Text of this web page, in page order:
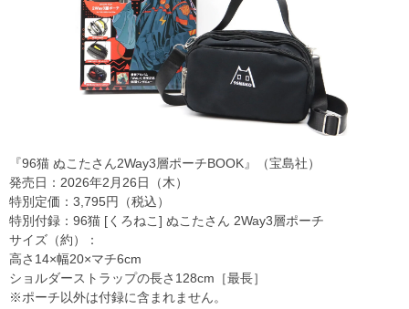
『96猫 ぬこたさん2Way3層ポーチBOOK』（宝島社）
発売日：2026年2月26日（木）
特別定価：3,795円（税込）
特別付録：96猫 [くろねこ] ぬこたさん 2Way3層ポーチ
サイズ（約）：
高さ14×幅20×マチ6cm
ショルダーストラップの長さ128cm［最長］
※ポーチ以外は付録に含まれません。